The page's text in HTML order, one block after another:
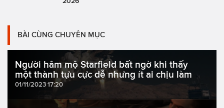
BÀI CÙNG CHUYÊN MỤC
Người hâm mộ Starfield bất ngờ khi thấy
một thành tựu cực dễ nhưng ít ai chịu làm
01/11/2023 17:20